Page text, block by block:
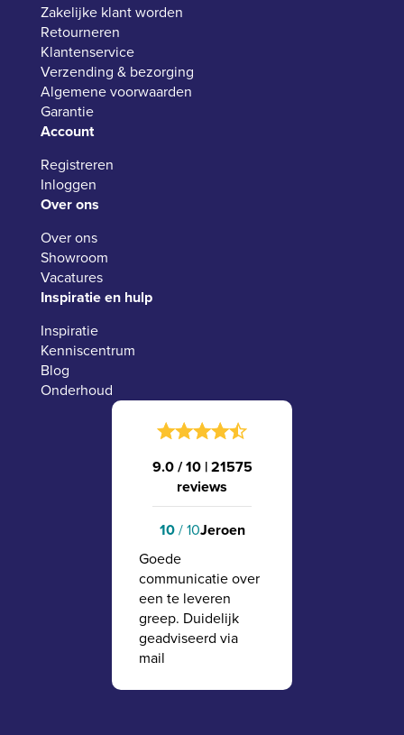
Zakelijke klant worden
Retourneren
Klantenservice
Verzending & bezorging
Algemene voorwaarden
Garantie
Account
Registreren
Inloggen
Over ons
Over ons
Showroom
Vacatures
Inspiratie en hulp
Inspiratie
Kenniscentrum
Blog
Onderhoud
9.0 / 10 |21575
reviews
10/ 10Jeroen
Goede
communicatie over
een te leveren
greep. Duidelijk
geadviseerd via
mail